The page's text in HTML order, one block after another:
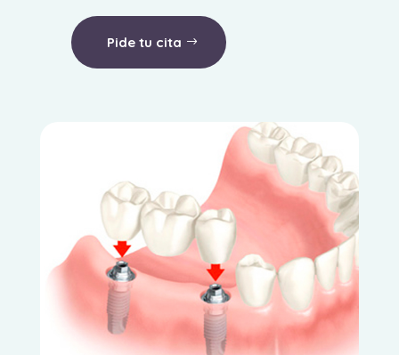
Pide tu cita